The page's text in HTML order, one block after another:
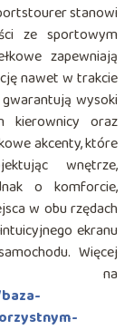
stanowi
ze sportowym
zapewniają
nawet w trakcie
wysoki
kierownicy oraz
akcenty, które
wnętrze,
o komforcie,
w obu rzędach
ekranu
Więcej
na